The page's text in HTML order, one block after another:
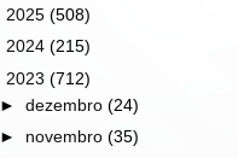
2025 (508)
2024 (215)
2023 (712)
►dezembro(24)
► novembro(35)